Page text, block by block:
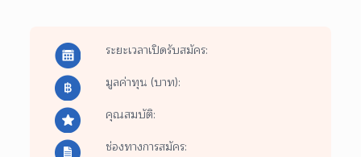
ระยะเวลาเปิดรับสมัคร:
มูลค่าทุน (บาท):
คุณสมบัติ:
ช่องทางการสมัคร: